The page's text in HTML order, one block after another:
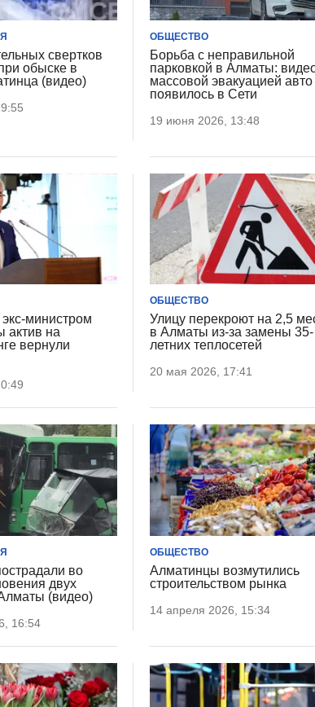
свертков
обыске в
(видео)
ОБЩЕСТВО
Борьба с неправильной
парковкой в Алматы:
массовой эвакуацией авто
появилось в Сети
19 июня 2026, 13:48
министром
актив на
вернули
ОБЩЕСТВО
Улицу перекроют на 2,5
в Алматы из-за замены 35-
летних теплосетей
20 мая 2026, 17:41
во
двух
(видео)
16:54
ОБЩЕСТВО
Алматинцы возмутились
строительством рынка
14 апреля 2026, 15:34